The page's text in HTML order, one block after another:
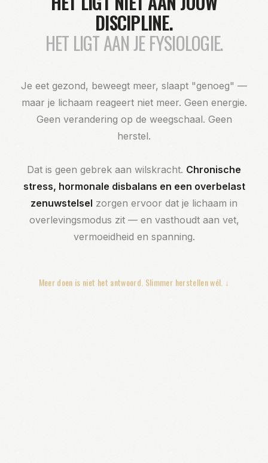
DISCIPLINE.
HET LIGT AAN JE FYSIOLOGIE.
Je eet gezond, beweegt meer, slaapt "genoeg" —
maar je lichaam reageert niet meer. Geen energie.
Geen verandering op de weegschaal. Geen
herstel.
Dat is geen gebrek aan wilskracht. Chronische
stress, hormonale disbalans en een overbelast
zenuwstelsel zorgen ervoor dat je lichaam in
overlevingsmodus zit — en vasthoudt aan vet,
vermoeidheid en spanning.
Meer doen is niet het antwoord. Slimmer herstellen wél. ↓